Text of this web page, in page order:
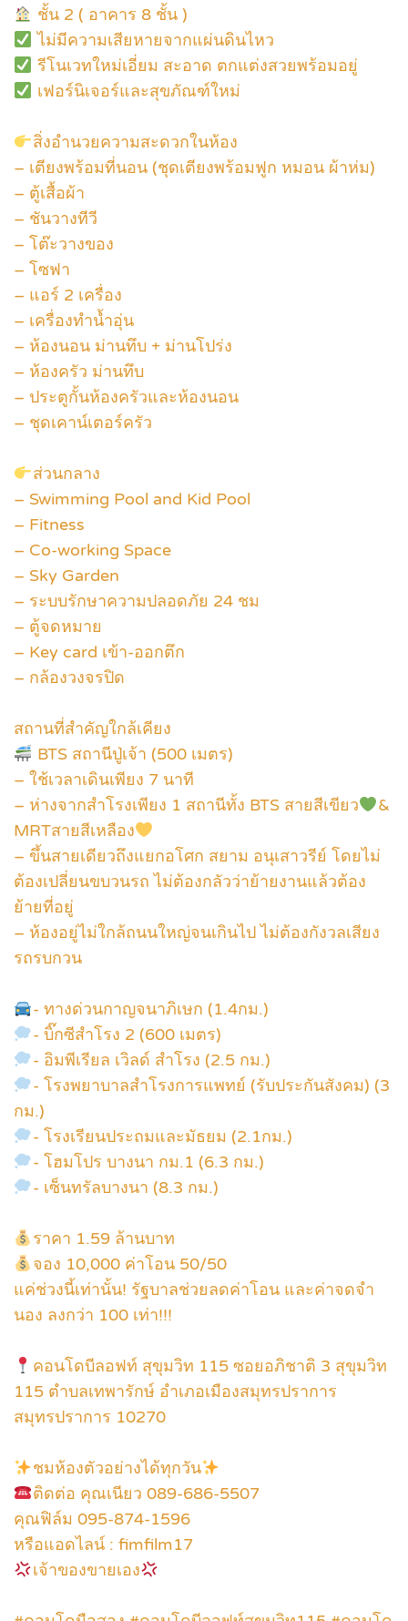
ชั้น 2 ( อาคาร 8 ชั้น )
ไม่มีความเสียหายจากแผ่นดินไหว
รีโนเวทใหม่เอี่ยม สะอาด ตกแต่งสวยพร้อมอยู่
เฟอร์นิเจอร์และสุขภัณฑ์ใหม่
สิ่งอำนวยความสะดวกในห้อง
– เตียงพร้อมที่นอน (ชุดเตียงพร้อมฟูก หมอน ผ้าห่ม)
– ตู้เสื้อผ้า
– ชันวางทีวี
– โต๊ะวางของ
– โซฟา
– แอร์ 2 เครื่อง
– เครื่องทำน้ำอุ่น
– ห้องนอน ม่านทึบ + ม่านโปร่ง
– ห้องครัว ม่านทึบ
– ประตูกั้นห้องครัวและห้องนอน
– ชุดเคาน์เตอร์ครัว
ส่วนกลาง
– Swimming Pool and Kid Pool
– Fitness
– Co-working Space
– Sky Garden
– ระบบรักษาความปลอดภัย 24 ชม
– ตู้จดหมาย
– Key card เข้า-ออกตึก
– กล้องวงจรปิด
สถานที่สำคัญใกล้เคียง
BTS สถานีปู่เจ้า (500 เมตร)
– ใช้เวลาเดินเพียง 7 นาที
– ห่างจากสำโรงเพียง 1 สถานีทั้ง BTS สายสีเขียว
&
MRTสายสีเหลือง
– ขึ้นสายเดียวถึงแยกอโศก สยาม อนุเสาวรีย์ โดยไม่
ต้องเปลี่ยนขบวนรถ ไม่ต้องกลัวว่าย้ายงานแล้วต้อง
ย้ายที่อยู่
– ห้องอยู่ไม่ใกล้ถนนใหญ่จนเกินไป ไม่ต้องกังวลเสียง
รถรบกวน
- ทางด่วนกาญจนาภิเษก (1.4กม.)
- บิ๊กซีสำโรง 2 (600 เมตร)
- อิมพีเรียล เวิลด์ สำโรง (2.5 กม.)
- โรงพยาบาลสำโรงการแพทย์ (รับประกันสังคม) (3
กม.)
- โรงเรียนประถมและมัธยม (2.1กม.)
- โฮมโปร บางนา กม.1 (6.3 กม.)
- เซ็นทรัลบางนา (8.3 กม.)
ราคา 1.59 ล้านบาท
จอง 10,000 ค่าโอน 50/50
แค่ช่วงนี้เท่านั้น! รัฐบาลช่วยลดค่าโอน และค่าจดจำ
นอง ลงกว่า 100 เท่า!!!
คอนโดบีลอฟท์ สุขุมวิท 115 ซอยอภิชาติ 3 สุขุมวิท
115 ตำบลเทพารักษ์ อำเภอเมืองสมุทรปราการ
สมุทรปราการ 10270
ชมห้องตัวอย่างได้ทุกวัน
ติดต่อ คุณเนียว 089-686-5507
คุณฟิล์ม 095-874-1596
หรือแอดไลน์ : fimfilm17
เจ้าของขายเอง